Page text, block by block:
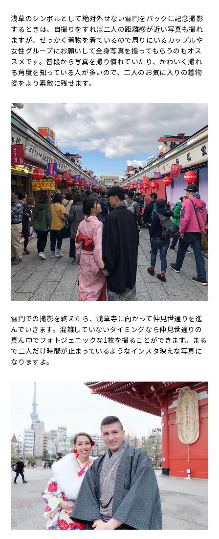
浅草のシンボルとして絶対外せない雷門をバックに記念撮影
するときは、自撮りをすれば二人の距離感が近い写真も撮れ
ますが、せっかく着物を着ているので周りにいるカップルや
女性グループにお願いして全身写真を撮ってもらうのもオス
スメです。普段から写真を撮り慣れていたり、かわいく撮れ
る角度を知っている人が多いので、二人のお気に入りの着物
姿をより素敵に残せます。
雷門での撮影を終えたら、浅草寺に向かって仲見世通りを進
んでいきます。混雑していないタイミングなら仲見世通りの
真ん中でフォトジェニックな1枚を撮ることができます。まる
で二人だけ時間が止まっているようなインスタ映えな写真に
なりますよ。